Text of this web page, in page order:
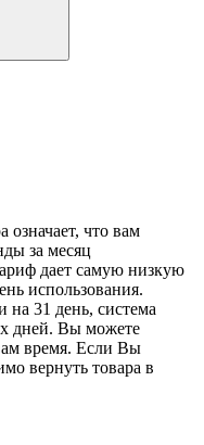
означает, что вам
за месяц
дает самую низкую
использования.
на 31 день, система
дней. Вы можете
время. Если Вы
вернуть товара в